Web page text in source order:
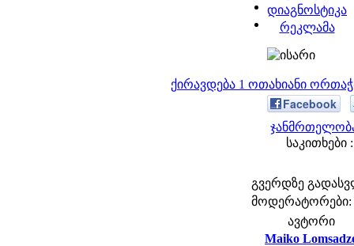
დიაგნოსტიკა
რეკლამა
ქირავდება 1 ოთახიანი
Facebook
საკითხები
გვერდზე
მოდერატორები:
ავტორი
Maiko